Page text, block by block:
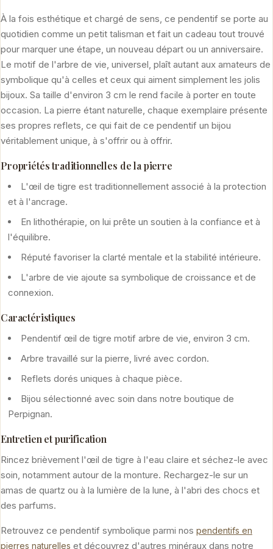
À la fois esthétique et chargé de sens, ce pendentif se porte au
quotidien comme un petit talisman et fait un cadeau tout trouvé
pour marquer une étape, un nouveau départ ou un anniversaire.
Le motif de l'arbre de vie, universel, plaît autant aux amateurs de
symbolique qu'à celles et ceux qui aiment simplement les jolis
bijoux. Sa taille d'environ 3 cm le rend facile à porter en toute
occasion. La pierre étant naturelle, chaque exemplaire présente
ses propres reflets, ce qui fait de ce pendentif un bijou
véritablement unique, à s'offrir ou à offrir.
Propriétés traditionnelles de la pierre
L'œil de tigre est traditionnellement associé à la protection
et à l'ancrage.
En lithothérapie, on lui prête un soutien à la confiance et à
l'équilibre.
Réputé favoriser la clarté mentale et la stabilité intérieure.
L'arbre de vie ajoute sa symbolique de croissance et de
connexion.
Caractéristiques
Pendentif œil de tigre motif arbre de vie, environ 3 cm.
Arbre travaillé sur la pierre, livré avec cordon.
Reflets dorés uniques à chaque pièce.
Bijou sélectionné avec soin dans notre boutique de
Perpignan.
Entretien et purification
Rincez brièvement l'œil de tigre à l'eau claire et séchez-le avec
soin, notamment autour de la monture. Rechargez-le sur un
amas de quartz ou à la lumière de la lune, à l'abri des chocs et
des parfums.
Retrouvez ce pendentif symbolique parmi nos pendentifs en
pierres naturelles et découvrez d'autres minéraux dans notre